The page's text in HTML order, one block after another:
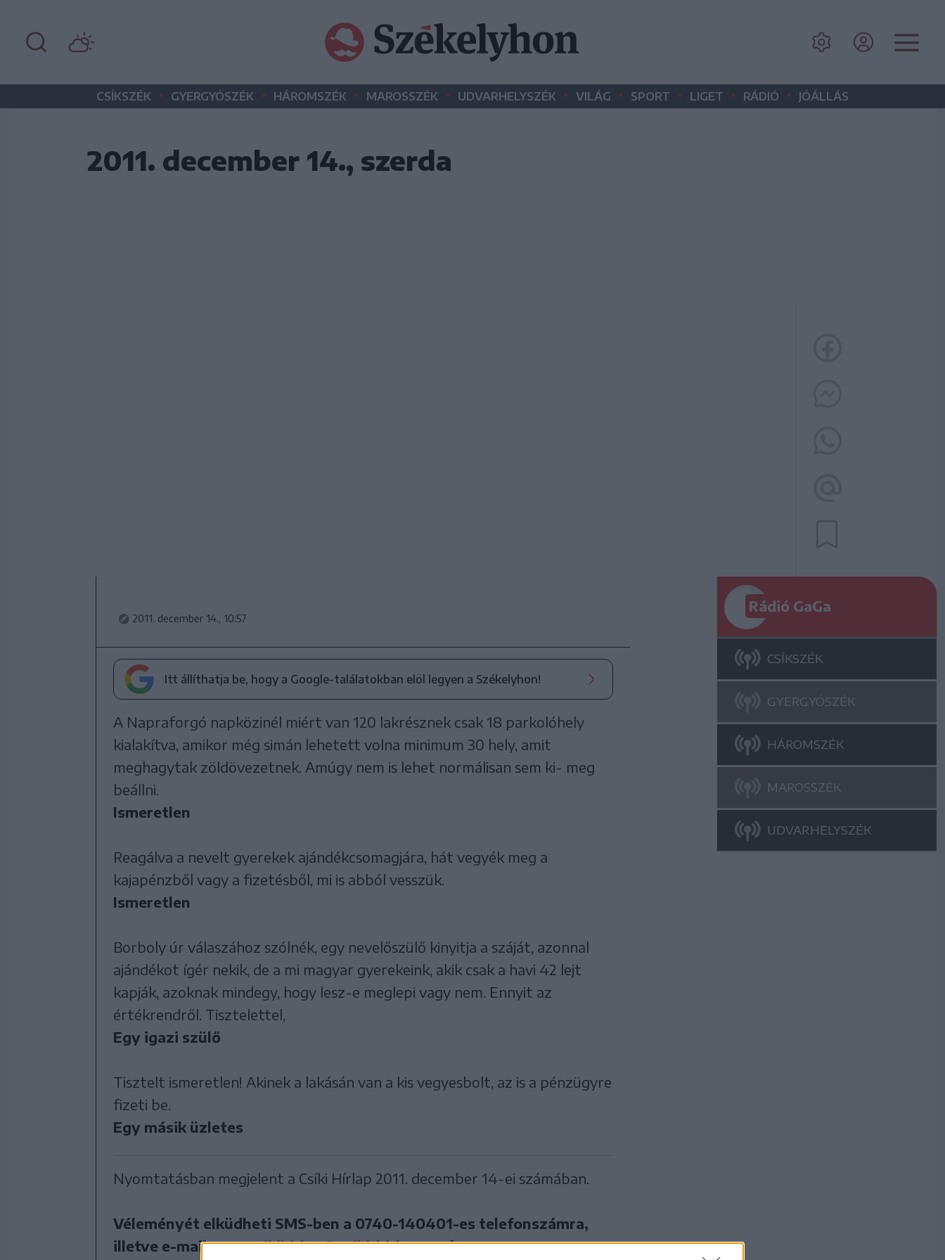
CSÍKSZÉK • GYERGYÓSZÉK • HÁROMSZÉK • MAROSSZÉK • UDVARHELYSZÉK • VILÁG • SPORT • LIGET • RÁDIÓ • JÓÁLLÁS
2011. december 14., szerda
2011. december 14., 10:57
Itt állíthatja be, hogy a Google-találatokban elöl legyen a Székelyhon!
A Napraforgó napközinél miért van 120 lakrésznek csak 18 parkolóhely
kialakítva, amikor még simán lehetett volna minimum 30 hely, amit
meghagytak zöldövezetnek. Amúgy nem is lehet normálisan sem ki- meg
beállni.
Ismeretlen
Reagálva a nevelt gyerekek ajándékcsomagjára, hát vegyék meg a
kajapénzből vagy a fizetésből, mi is abból vesszük.
Ismeretlen
Borboly úr válaszához szólnék, egy nevelőszülő kinyitja a száját, azonnal
ajándékot ígér nekik, de a mi magyar gyerekeink, akik csak a havi 42 lejt
kapják, azoknak mindegy, hogy lesz-e meglepi vagy nem. Ennyit az
értékrendről. Tisztelettel,
Egy igazi szülő
Tisztelt ismeretlen! Akinek a lakásán van a kis vegyesbolt, az is a pénzügyre
fizeti be.
Egy másik üzletes
Nyomtatásban megjelent a Csíki Hírlap 2011. december 14-ei számában.
Véleményét elküdheti SMS-ben a 0740-140401-es telefonszámra,
illetve e-mailen azcsikihirlap@csiki-hirlap.rocímre.
Rádió GaGa
CSÍKSZÉK
GYERGYÓSZÉK
HÁROMSZÉK
MAROSSZÉK
UDVARHELYSZÉK